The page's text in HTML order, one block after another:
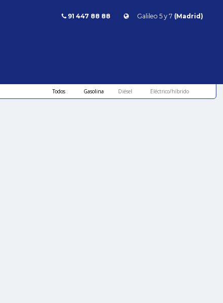
91 447 88 88 Galileo 5 y 7 (Madrid)
Todos Gasolina Diésel Eléctrico/híbrido